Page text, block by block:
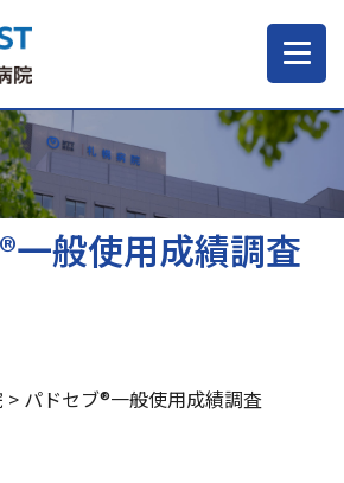
一般使用成績調査
> パドセブ®一般使用成績調査